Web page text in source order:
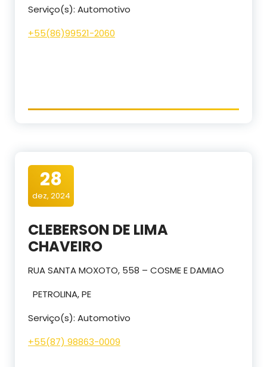
Serviço(s): Automotivo
+55(86)99521-2060
28
dez, 2024
CLEBERSON DE LIMA
CHAVEIRO
RUA SANTA MOXOTO, 558 – COSME E DAMIAO
PETROLINA, PE
Serviço(s): Automotivo
+55(87) 98863-0009